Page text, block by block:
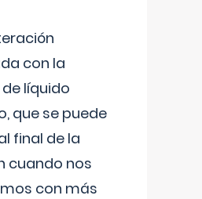
con la
líquido
que se puede
final de la
cuando nos
con más